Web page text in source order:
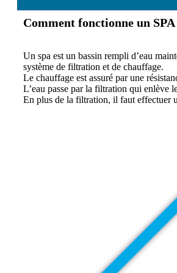
Comment fonctionne un SPA
Un spa est un bassin rempli d’eau
système de filtration et de chauffage.
Le chauffage est assuré par une
L’eau passe par la filtration qui enlève
En plus de la filtration, il faut effectuer